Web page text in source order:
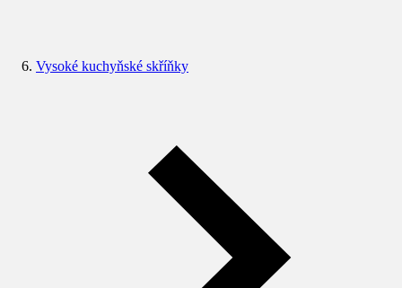
Vysoké kuchyňské skříňky